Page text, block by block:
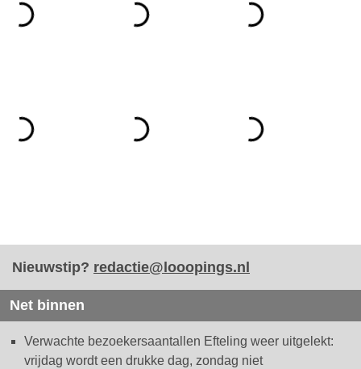
Nieuwstip? redactie@looopings.nl
Net binnen
Verwachte bezoekersaantallen Efteling weer uitgelekt:
vrijdag wordt een drukke dag, zondag niet